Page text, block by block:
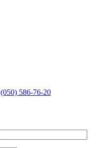
(050) 586-76-20